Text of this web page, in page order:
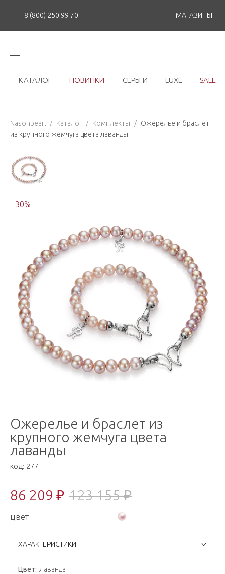
8 (800) 250 99 70 МАГАЗИНЫ
КАТАЛОГ НОВИНКИ СЕРЬГИ LUXE SALE
Nasonpearl / Каталог / Комплекты / Ожерелье и браслет
из крупного жемчуга цвета лаванды
30%
Ожерелье и браслет из
крупного жемчуга цвета
лаванды
код: 277
86 209 ₽ 123 155 ₽
цвет
ХАРАКТЕРИСТИКИ
Цвет: Лаванда